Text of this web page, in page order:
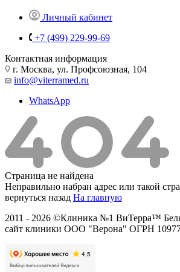
Личный кабинет
+7 (499) 229-99-69
Контактная информация
г. Москва, ул. Профсоюзная, 104
info@viterramed.ru
WhatsApp
Страница не найдена
Неправильно набран адрес или такой
вернуться назад На главную
2011 - 2026 ©Клиника №1 ВиТерра™
сайт клиники ООО "Верона" ОГРН